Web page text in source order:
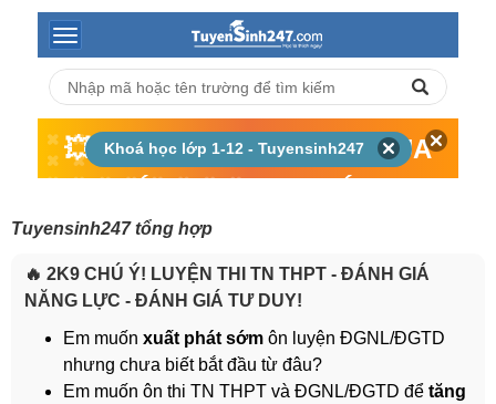
Tuyensinh247 tổng hợp
🔥 2K9 CHÚ Ý! LUYỆN THI TN THPT - ĐÁNH GIÁ
NĂNG LỰC - ĐÁNH GIÁ TƯ DUY!
Em muốn xuất phát sớm ôn luyện ĐGNL/ĐGTD
nhưng chưa biết bắt đầu từ đâu?
Em muốn ôn thi TN THPT và ĐGNL/ĐGTD để tăng